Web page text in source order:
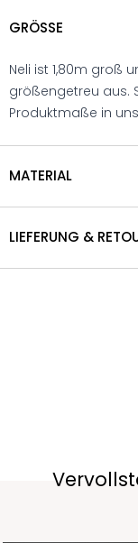
GRÖSSE
Neli ist 1,80m groß
größengetreu aus.
Produktmaße in
MATERIAL
LIEFERUNG &